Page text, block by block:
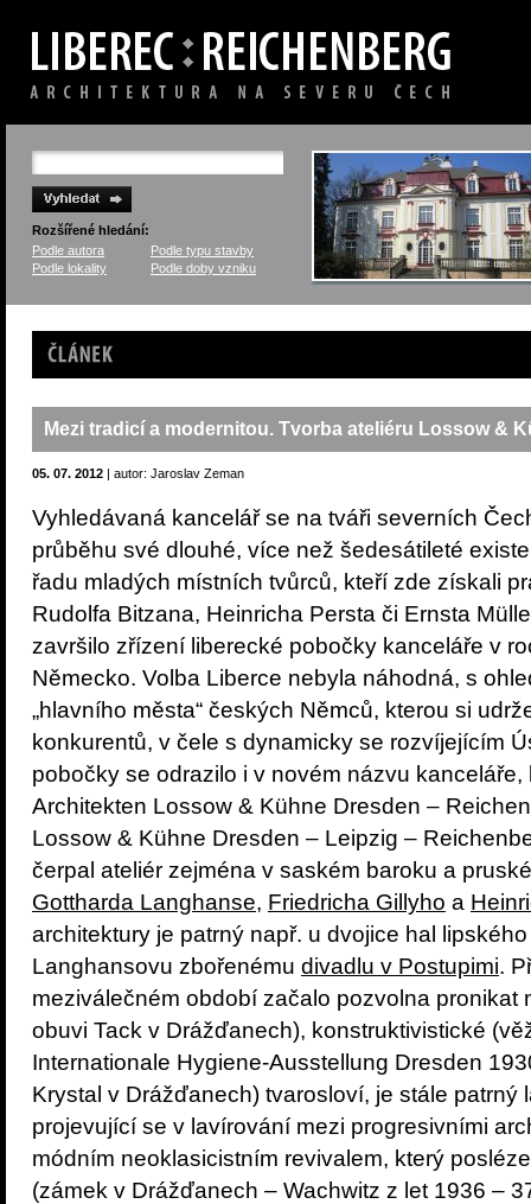
Rozšířené hledání:
Podle autora
Podle typu stavby
Podle lokality
Podle doby vzniku
Článek
Mezi tradicí a modernitou. Tvorba ateliéru Lossow &
05. 07. 2012 | autor: Jaroslav Zeman
Vyhledávaná kancelář se na tváři severních
průběhu své dlouhé, více než šedesátileté
řadu mladých místních tvůrců, kteří zde získali
Rudolfa Bitzana, Heinricha Persta či Ernsta
završilo zřízení liberecké pobočky kanceláře v
Německo. Volba Liberce nebyla náhodná, s
„hlavního města“ českých Němců, kterou si
konkurentů, v čele s dynamicky se rozvíjejícím
pobočky se odrazilo i v novém názvu
Architekten Lossow & Kühne Dresden –
Lossow & Kühne Dresden – Leipzig –
čerpal ateliér zejména v saském baroku a
Gottharda Langhanse, Friedricha Gillyho a
architektury je patrný např. u dvojice hal
Langhansovu zbořenému divadlu v Postupimi.
meziválečném období začalo pozvolna pronikat
obuvi Tack v Drážďanech), konstruktivistické
Internationale Hygiene-Ausstellung Dresden
Krystal v Drážďanech) tvarosloví, je stále patrný
projevující se v lavírování mezi progresivními
módním neoklasicistním revivalem, který
(zámek v Drážďanech – Wachwitz z let 1936 –